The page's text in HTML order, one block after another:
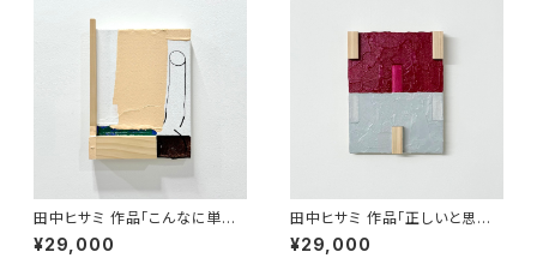
田中ヒサミ 作品「こんなに単純
なことなのに 」
¥29,000
田中ヒサミ 作品「正しいと思うこ
とをしただけ 」
¥29,000